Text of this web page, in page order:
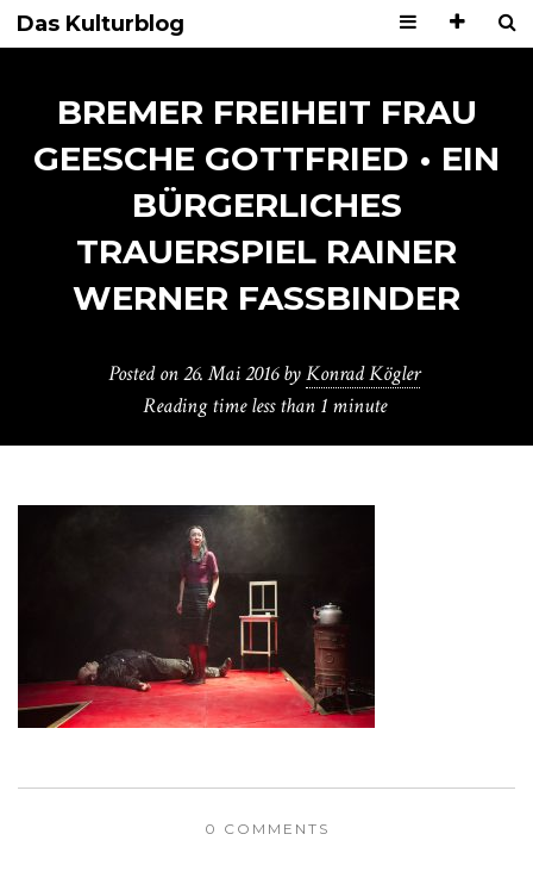
Das Kulturblog
BREMER FREIHEIT FRAU
GEESCHE GOTTFRIED • EIN
BÜRGERLICHES
TRAUERSPIEL RAINER
WERNER FASSBINDER
Posted on26. Mai 2016 byKonrad Kögler
Reading timeless than 1 minute
0 COMMENTS